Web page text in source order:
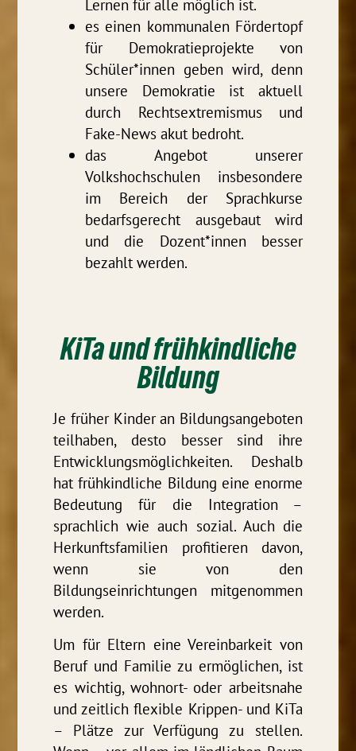
Lernen für alle möglich ist.
es einen kommunalen Fördertopf
für Demokratieprojekte von
Schüler*innen geben wird, denn
unsere Demokratie ist aktuell
durch Rechtsextremismus und
Fake-News akut bedroht.
das Angebot unserer
Volkshochschulen insbesondere
im Bereich der Sprachkurse
bedarfsgerecht ausgebaut wird
und die Dozent*innen besser
bezahlt werden.
KiTa und frühkindliche
Bildung
Je früher Kinder an Bildungsangeboten
teilhaben, desto besser sind ihre
Entwicklungsmöglichkeiten. Deshalb
hat frühkindliche Bildung eine enorme
Bedeutung für die Integration –
sprachlich wie auch sozial. Auch die
Herkunftsfamilien profitieren davon,
wenn sie von den
Bildungseinrichtungen mitgenommen
werden.
Um für Eltern eine Vereinbarkeit von
Beruf und Familie zu ermöglichen, ist
es wichtig, wohnort- oder arbeitsnahe
und zeitlich flexible Krippen- und KiTa
– Plätze zur Verfügung zu stellen.